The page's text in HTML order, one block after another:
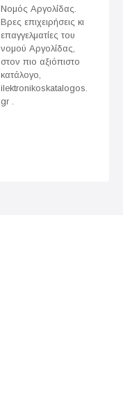
Νομός Αργολίδας.
Βρες επιχειρήσεις κι
επαγγελματίες του
νομού Αργολίδας,
στον πιο αξιόπιστο
κατάλογο,
ilektronikoskatalogos.
gr .